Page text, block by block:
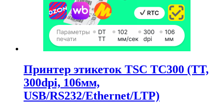
Принтер этикеток TSC TC300 (TT,
300dpi, 106мм,
USB/RS232/Ethernet/LTP)